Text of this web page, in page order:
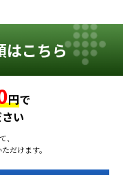
はこちら
円で
い
、
だけます。